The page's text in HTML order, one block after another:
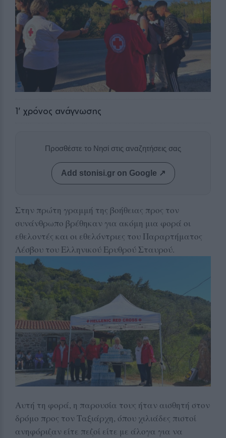
1' χρόνος ανάγνωσης
Προσθέστε το Νησί στις αναζητήσεις σας
Add stonisi.gr on Google ↗
Στην πρώτη γραμμή της βοήθειας προς τον
συνάνθρωπο βρέθηκαν για ακόμη μια φορά οι
εθελοντές και οι εθελόντριες του Παραρτήματος
Λέσβου του Ελληνικού Ερυθρού Σταυρού.
Αυτή τη φορά, η παρουσία τους ήταν αισθητή στον
δρόμο προς τον Ταξιάρχη, όπου χιλιάδες πιστοί
ανηφόριζαν είτε πεζοί είτε με άλογα για να